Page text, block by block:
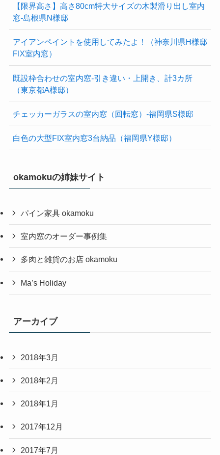
【限界高さ】高さ80cm特大サイズの木製滑り出し室内
窓-島根県N様邸
アイアンペイントを使用してみたよ！（神奈川県H様邸
FIX室内窓）
既設枠合わせの室内窓-引き違い・上開き、計3カ所
（東京都A様邸）
チェッカーガラスの室内窓（回転窓）-福岡県S様邸
白色の大型FIX室内窓3台納品（福岡県Y様邸）
okamokuの姉妹サイト
パイン家具 okamoku
室内窓のオーダー事例集
多肉と雑貨のお店 okamoku
Ma’s Holiday
アーカイブ
2018年3月
2018年2月
2018年1月
2017年12月
2017年7月